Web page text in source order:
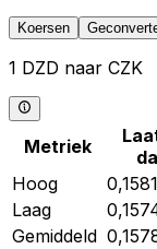
Koersen
1 DZD naar CZK
Metriek
Hoog
0,1581
Laag
Gemiddeld